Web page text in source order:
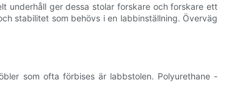
underhåll ger dessa stolar forskare och forskare ett
stabilitet som behövs i en labbinställning. Överväg
som ofta förbises är labbstolen. Polyurethane -